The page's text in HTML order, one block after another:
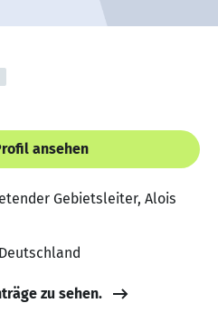
ansehen
Gebietsleiter, Alois
zu sehen.